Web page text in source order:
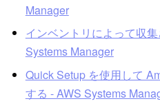
Manager
インベントリによって収
Systems Manager
Quick Setup を使用して
する - AWS Systems